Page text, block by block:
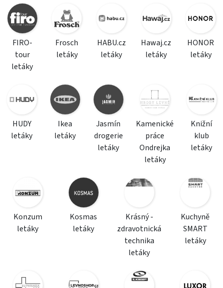
FIRO-
tour
letáky
Frosch
letáky
HABU.cz
letáky
Hawaj.cz
letáky
HONOR
letáky
HUDY
letáky
Ikea
letáky
Jasmín
drogerie
letáky
Kamenické
práce
Ondrejka
letáky
Knižní
klub
letáky
Konzum
letáky
Kosmas
letáky
Krásný -
zdravotnická
technika
letáky
Kuchyně
SMART
letáky